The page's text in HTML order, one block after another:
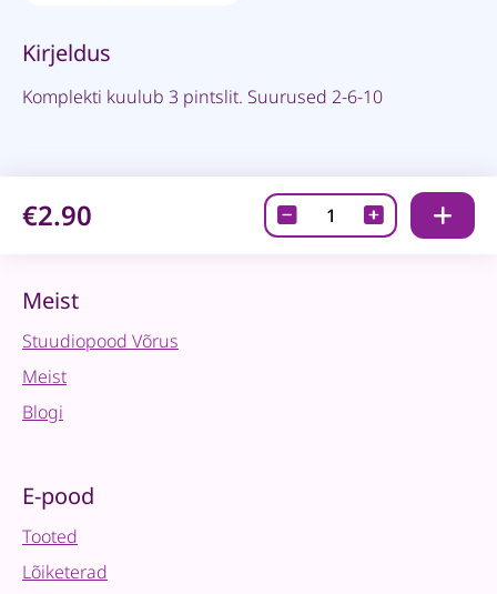
Kirjeldus
Komplekti kuulub 3 pintslit. Suurused 2-6-10
€2.90
Lapiku
otsaga
Meist
Stuudiopood Võrus
Meist
Blogi
E-pood
Tooted
Lõiketerad